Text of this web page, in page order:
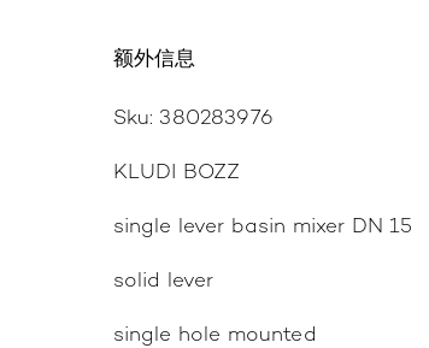
额外信息
Sku: 380283976
KLUDI BOZZ
single lever basin mixer DN 15
solid lever
single hole mounted